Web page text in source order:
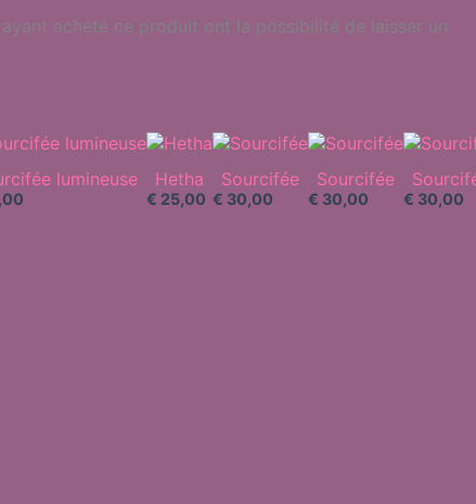
acheté ce produit ont la possibilité de laisser un
lumineuse Hetha
€ 25,00
Sourcifée
€ 30,00
Sourcifée
€ 30,00 € 30,00